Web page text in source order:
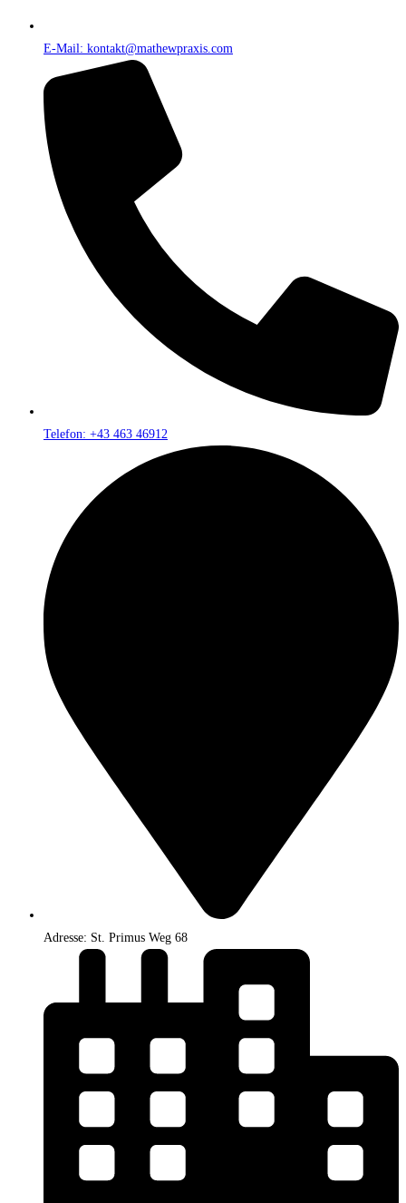
E-Mail: kontakt@mathewpraxis.com
Telefon: +43 463 46912
Adresse: St. Primus Weg 68